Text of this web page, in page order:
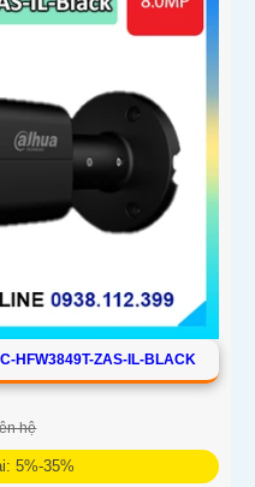
HFW3849T-ZAS-IL-BLACK
hệ
5%-35%